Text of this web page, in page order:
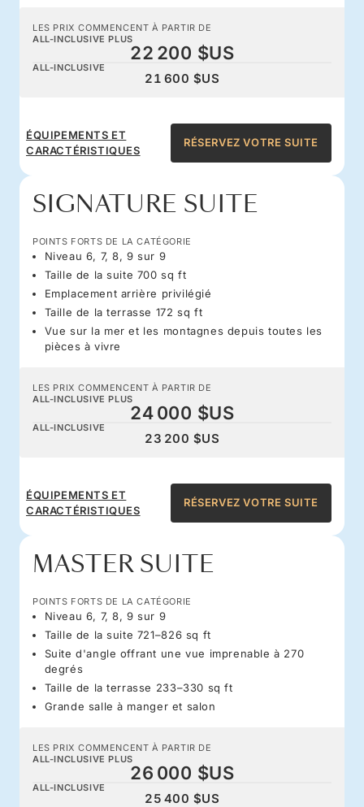
LES PRIX COMMENCENT À PARTIR DE
ALL-INCLUSIVE PLUS
22 200 $US
ALL-INCLUSIVE
21 600 $US
ÉQUIPEMENTS ET
CARACTÉRISTIQUES
RÉSERVEZ VOTRE SUITE
SIGNATURE SUITE
POINTS FORTS DE LA CATÉGORIE
Niveau 6, 7, 8, 9 sur 9
Taille de la suite 700 sq ft
Emplacement arrière privilégié
Taille de la terrasse 172 sq ft
Vue sur la mer et les montagnes depuis toutes les
pièces à vivre
LES PRIX COMMENCENT À PARTIR DE
ALL-INCLUSIVE PLUS
24 000 $US
ALL-INCLUSIVE
23 200 $US
ÉQUIPEMENTS ET
CARACTÉRISTIQUES
RÉSERVEZ VOTRE SUITE
MASTER SUITE
POINTS FORTS DE LA CATÉGORIE
Niveau 6, 7, 8, 9 sur 9
Taille de la suite 721–826 sq ft
Suite d'angle offrant une vue imprenable à 270
degrés
Taille de la terrasse 233–330 sq ft
Grande salle à manger et salon
LES PRIX COMMENCENT À PARTIR DE
ALL-INCLUSIVE PLUS
26 000 $US
ALL-INCLUSIVE
25 400 $US